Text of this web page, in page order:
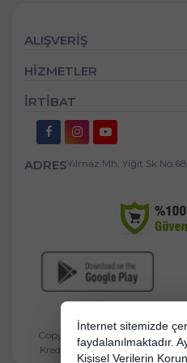
ALIŞVERİŞ
HİZMETLER
İRTİBAT
ADRESYılmaz Mh. Yiğit Sk
Copyright 2026
Kredi kartı bilgileriniz 256bit
İnternet sitemizde
faydalanılmaktadır.
Kişisel Verilerin